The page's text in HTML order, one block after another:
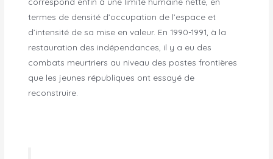
termes de densité d’occupation de l’espace et
d’intensité de sa mise en valeur. En 1990-1991, à la
restauration des indépendances, il y a eu des
combats meurtriers au niveau des postes frontières
que les jeunes républiques ont essayé de
reconstruire.